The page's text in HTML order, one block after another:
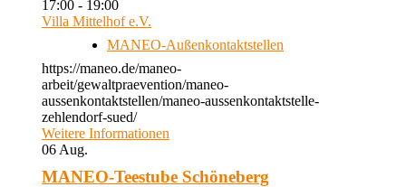
17:00 - 19:00
Villa Mittelhof e.V.
MANEO-Außenkontaktstellen
https://maneo.de/maneo-
arbeit/gewaltpraevention/maneo-
aussenkontaktstellen/maneo-aussenkontaktstelle-
zehlendorf-sued/
Weitere Informationen
06 Aug.
MANEO-Teestube Schöneberg